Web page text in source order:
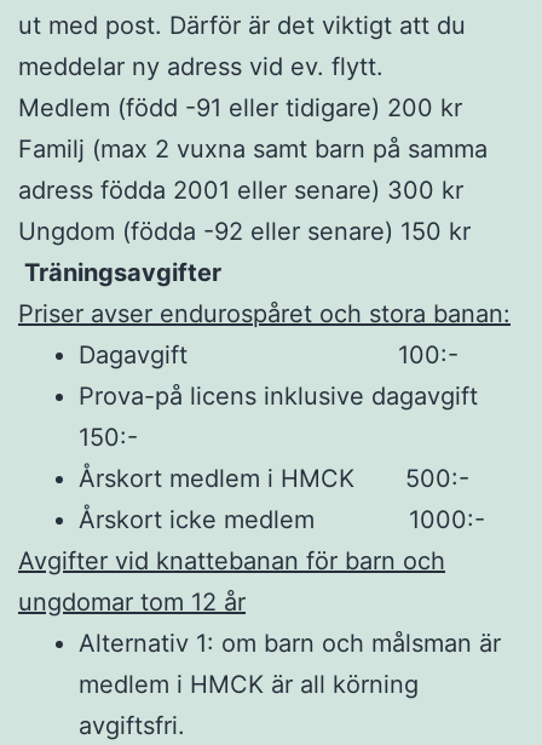
ut med post. Därför är det viktigt att du
meddelar ny adress vid ev. flytt.
Medlem (född -91 eller tidigare) 200 kr
Familj (max 2 vuxna samt barn på samma
adress födda 2001 eller senare) 300 kr
Ungdom (födda -92 eller senare) 150 kr
Träningsavgifter
Priser avser endurospåret och stora banan:
Dagavgift 100:-
Prova-på licens inklusive dagavgift
150:-
Årskort medlem i HMCK 500:-
Årskort icke medlem 1000:-
Avgifter vid knattebanan för barn och
ungdomar tom 12 år
Alternativ 1: om barn och målsman är
medlem i HMCK är all körning
avgiftsfri.